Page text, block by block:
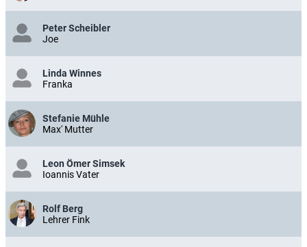
Peter Scheibler
Joe
Linda Winnes
Franka
Stefanie Mühle
Max' Mutter
Leon Ömer Simsek
Ioannis Vater
Rolf Berg
Lehrer Fink